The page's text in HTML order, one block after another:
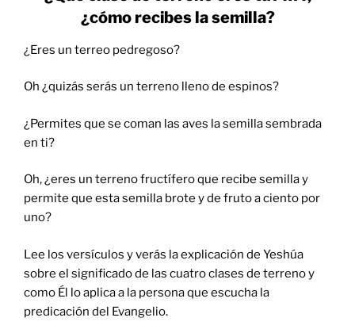
¿cómo recibes la semilla?
¿Eres un terreo pedregoso?
Oh ¿quizás serás un terreno lleno de espinos?
¿Permites que se coman las aves la semilla sembrada
en ti?
Oh, ¿eres un terreno fructífero que recibe semilla y
permite que esta semilla brote y de fruto a ciento por
uno?
Lee los versículos y verás la explicación de Yeshúa
sobre el significado de las cuatro clases de terreno y
como Él lo aplica a la persona que escucha la
predicación del Evangelio.